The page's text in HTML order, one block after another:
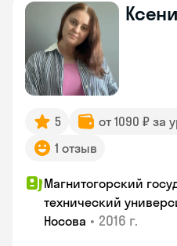
5 от 1090 ₽ за
1 отзыв
Магнитогорский
технический
Носова • 2016 г.